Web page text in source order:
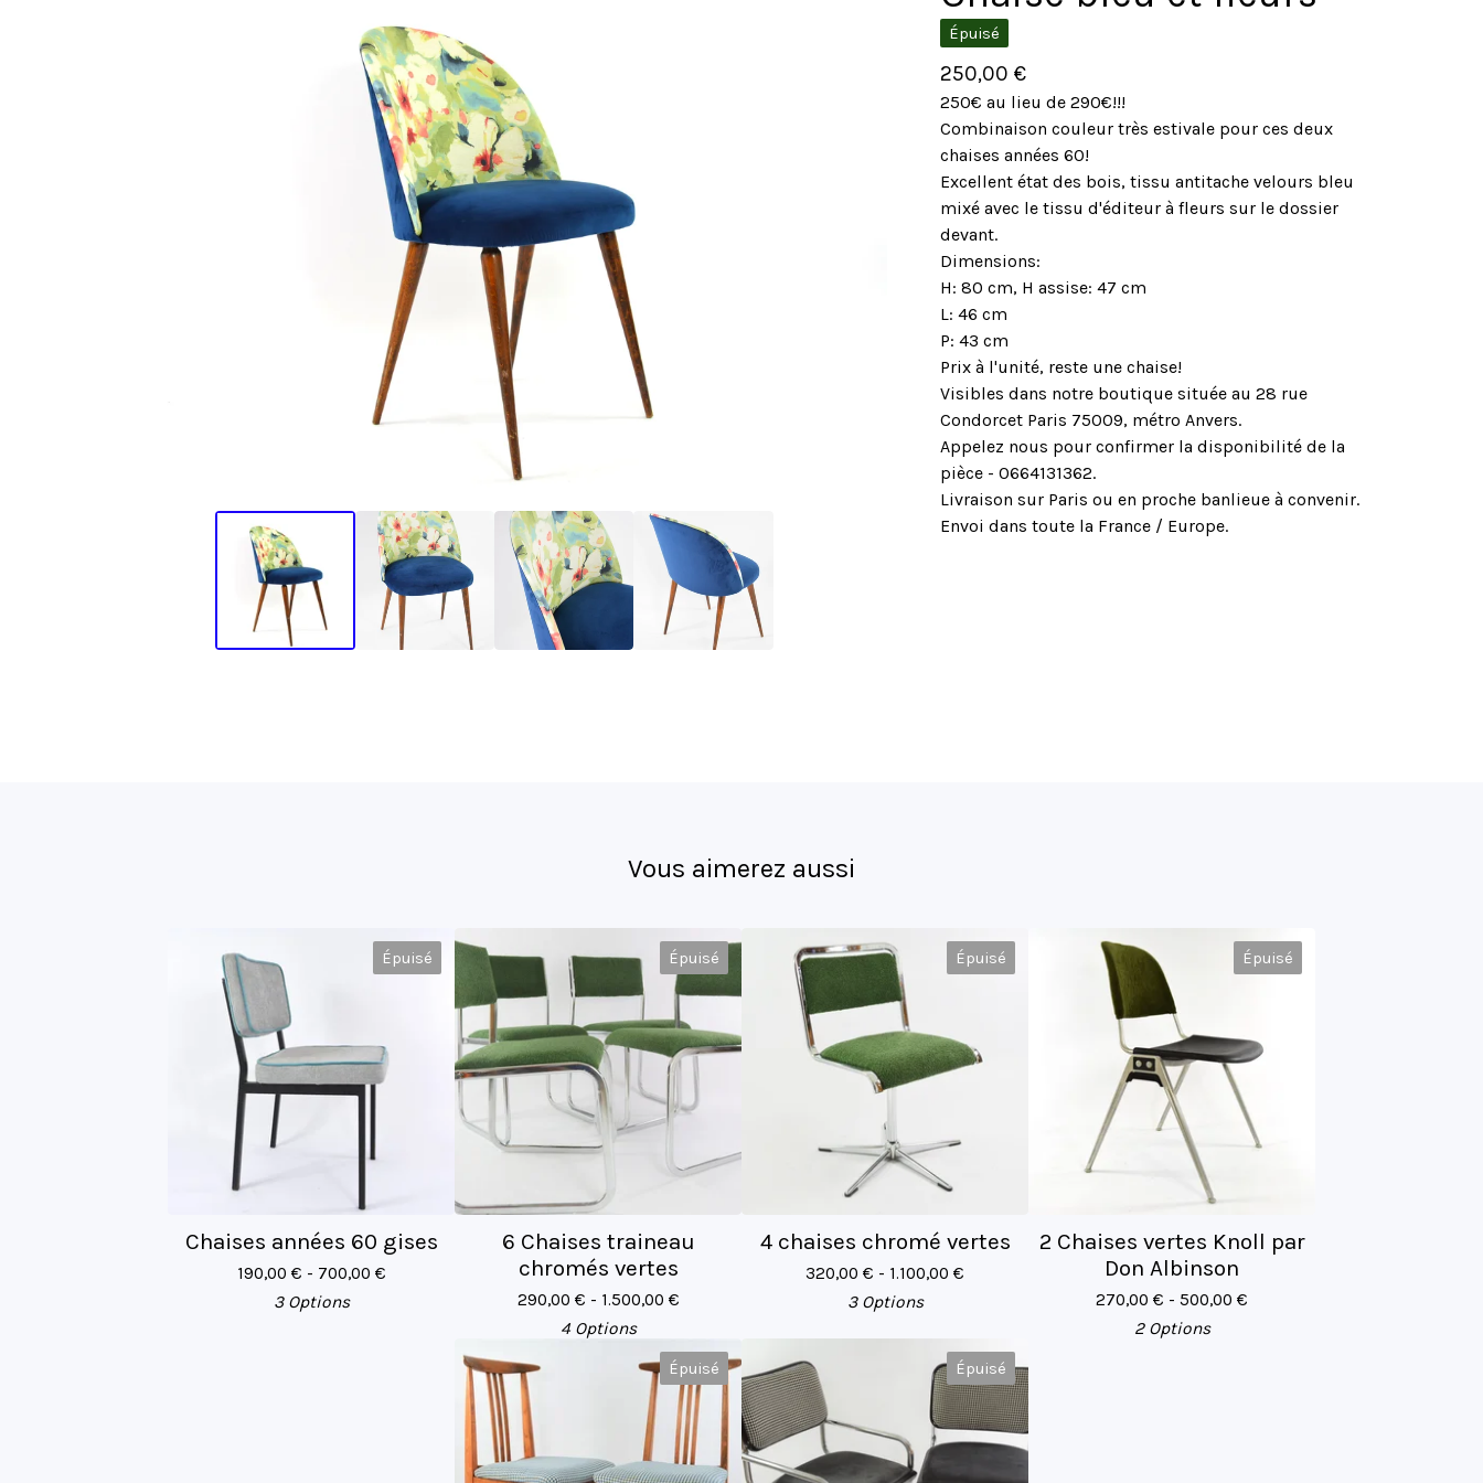
Épuisé
250,00 €
250€ au lieu de 290€!!!
Combinaison couleur très estivale pour ces deux
chaises années 60!
Excellent état des bois, tissu antitache velours bleu
mixé avec le tissu d'éditeur à fleurs sur le dossier
devant.
Dimensions:
H: 80 cm, H assise: 47 cm
L: 46 cm
P: 43 cm
Prix à l'unité, reste une chaise!
Visibles dans notre boutique située au 28 rue
Condorcet Paris 75009, métro Anvers.
Appelez nous pour confirmer la disponibilité de la
pièce - 0664131362.
Livraison sur Paris ou en proche banlieue à convenir.
Envoi dans toute la France / Europe.
Vous aimerez aussi
Épuisé
Chaises années 60 gises
190,00 € - 700,00 €
3 Options
Épuisé
6 Chaises traineau
chromés vertes
290,00 € - 1.500,00 €
4 Options
Épuisé
4 chaises chromé vertes
320,00 € - 1.100,00 €
3 Options
Épuisé
2 Chaises vertes Knoll par
Don Albinson
270,00 € - 500,00 €
2 Options
Épuisé
Épuisé